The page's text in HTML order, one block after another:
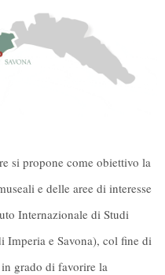
si propone come obiettivo la
e delle aree di interesse
Internazionale di Studi
e Savona), col fine di
grado di favorire la